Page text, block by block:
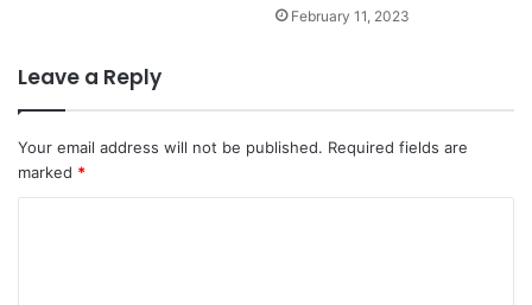
February 11, 2023
Leave a Reply
Your email address will not be published. Required fields are
marked *